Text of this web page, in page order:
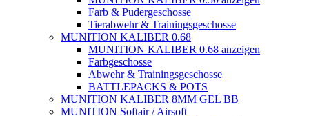
Farb & Pudergeschosse
Tierabwehr & Trainingsgeschosse
MUNITION KALIBER 0.68
MUNITION KALIBER 0.68 anzeigen
Farbgeschosse
Abwehr & Trainingsgeschosse
BATTLEPACKS & POTS
MUNITION KALIBER 8MM GEL BB
MUNITION Softair / Airsoft